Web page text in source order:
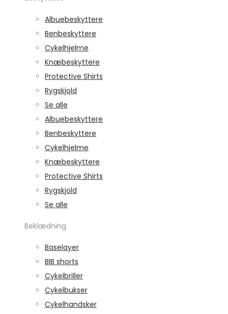
Albuebeskyttere
Benbeskyttere
Cykelhjelme
Knæbeskyttere
Protective Shirts
Rygskjold
Se alle
Albuebeskyttere
Benbeskyttere
Cykelhjelme
Knæbeskyttere
Protective Shirts
Rygskjold
Se alle
Beklædning
Baselayer
BIB shorts
Cykelbriller
Cykelbukser
Cykelhandsker